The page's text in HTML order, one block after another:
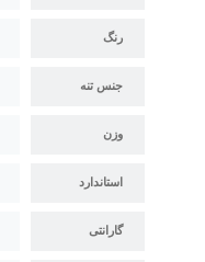
رنگ
جنس تنه
وزن
استاندارد
گارانتی